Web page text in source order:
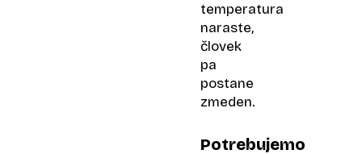
temperatura
naraste,
človek
pa
postane
zmeden.
Potrebujemo